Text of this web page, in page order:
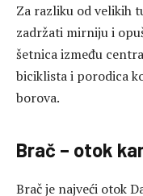
Za razliku od velikih
zadržati mirniju i
šetnica između
biciklista i porodica
borova.
Brač – otok
Brač je najveći otok